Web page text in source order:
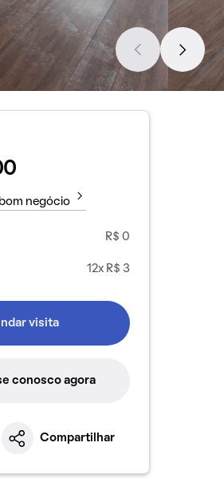
negócio
R$ 0
12x R$ 3
visita
conosco agora
Compartilhar